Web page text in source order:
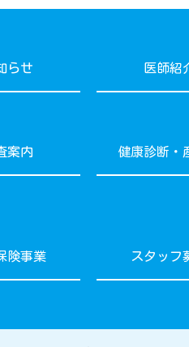
らせ 医師紹
案内 健康診断・
険事業 スタッフ